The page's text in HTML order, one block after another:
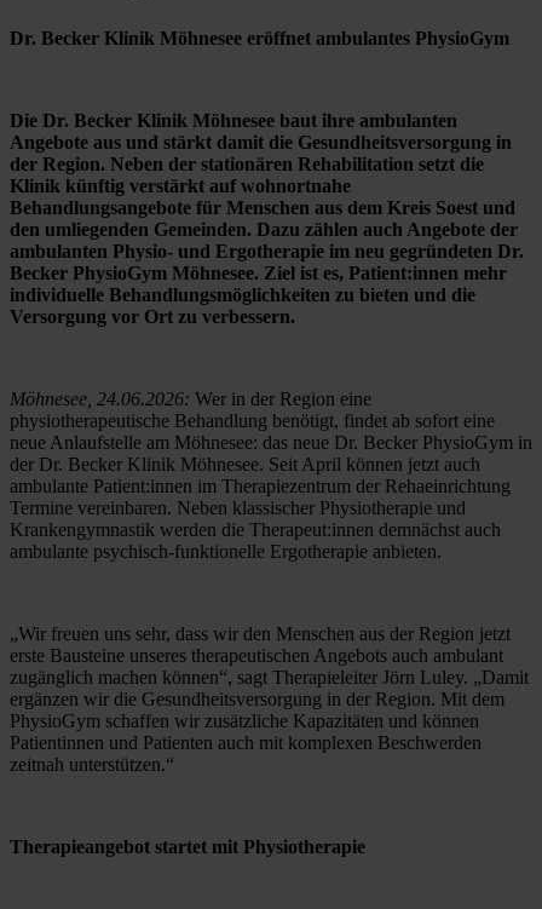
Dr. Becker Klinik Möhnesee eröffnet ambulantes PhysioGym
Die Dr. Becker Klinik Möhnesee baut ihre ambulanten
Angebote aus und stärkt damit die Gesundheitsversorgung in
der Region. Neben der stationären Rehabilitation setzt die
Klinik künftig verstärkt auf wohnortnahe
Behandlungsangebote für Menschen aus dem Kreis Soest und
den umliegenden Gemeinden. Dazu zählen auch Angebote der
ambulanten Physio- und Ergotherapie im neu gegründeten Dr.
Becker PhysioGym Möhnesee. Ziel ist es, Patient:innen mehr
individuelle Behandlungsmöglichkeiten zu bieten und die
Versorgung vor Ort zu verbessern.
Möhnesee, 24.06.2026: Wer in der Region eine
physiotherapeutische Behandlung benötigt, findet ab sofort eine
neue Anlaufstelle am Möhnesee: das neue Dr. Becker PhysioGym in
der Dr. Becker Klinik Möhnesee. Seit April können jetzt auch
ambulante Patient:innen im Therapiezentrum der Rehaeinrichtung
Termine vereinbaren. Neben klassischer Physiotherapie und
Krankengymnastik werden die Therapeut:innen demnächst auch
ambulante psychisch-funktionelle Ergotherapie anbieten.
„Wir freuen uns sehr, dass wir den Menschen aus der Region jetzt
erste Bausteine unseres therapeutischen Angebots auch ambulant
zugänglich machen können“, sagt Therapieleiter Jörn Luley. „Damit
ergänzen wir die Gesundheitsversorgung in der Region. Mit dem
PhysioGym schaffen wir zusätzliche Kapazitäten und können
Patientinnen und Patienten auch mit komplexen Beschwerden
zeitnah unterstützen.“
Therapieangebot startet mit Physiotherapie